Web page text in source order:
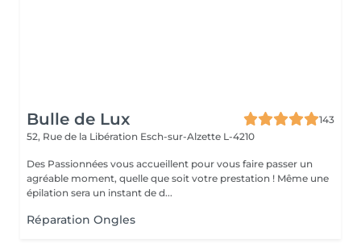
Bulle de Lux
143
52, Rue de la Libération Esch-sur-Alzette L-4210
Des Passionnées vous accueillent pour vous faire passer un
agréable moment, quelle que soit votre prestation ! Même une
épilation sera un instant de d...
Réparation Ongles